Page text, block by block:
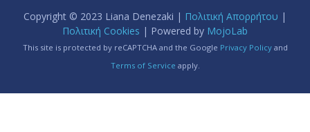
Copyright © 2023 Liana Denezaki | Πολιτική Απορρήτου |
Πολιτική Cookies | Powered by MojoLab
This site is protected by reCAPTCHA and the Google Privacy Policyand
Terms of Service apply.